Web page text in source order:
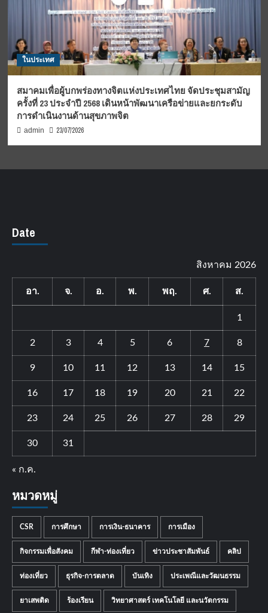
ในประเทศ
สมาคมเพื่อผู้บกพร่องทางจิตแห่งประเทศไทย จัดประชุมสามัญ
ครั้งที่ 23 ประจำปี 2568 เดินหน้าพัฒนาเครือข่ายและยกระดับ
การดำเนินงานด้านสุขภาพจิต
admin 23/07/2026
Date
สิงหาคม 2026
อา. จ. อ. พ. พฤ. ศ. ส.
1
2 3 4 5 6 7 8
9 10 11 12 13 14 15
16 17 18 19 20 21 22
23 24 25 26 27 28 29
30 31
« ก.ค.
หมวดหมู่
CSR การศึกษา การเงิน-ธนาคาร การเมือง
กิจกรรมเพื่อสังคม กีฬา-ท่องเที่ยว ข่าวประชาสัมพันธ์ คลิป
ท่องเที่ยว ธุรกิจ-การตลาด บันเทิง ประเพณีและวัฒนธรรม
ยาเสพติด ร้องเรียน วิทยาศาสตร์ เทคโนโลยี และนวัตกรรม